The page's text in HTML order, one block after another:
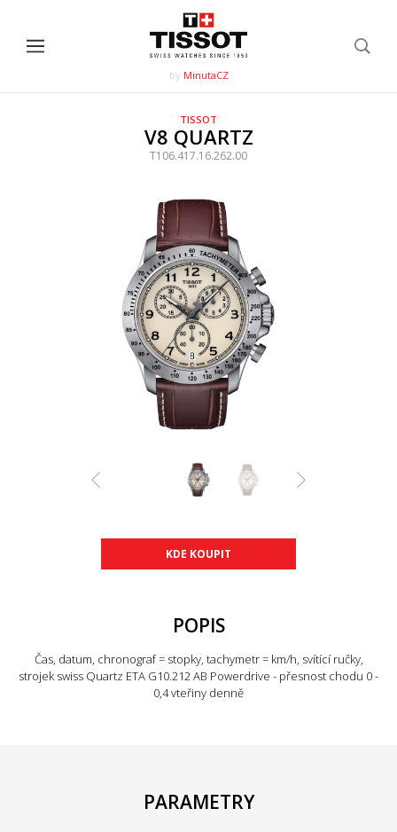
by MinutaCZ
TISSOT
V8 QUARTZ
T106.417.16.262.00
KDE KOUPIT
POPIS
Čas, datum, chronograf = stopky, tachymetr = km/h, svítící ručky,
strojek swiss Quartz ETA G10.212 AB Powerdrive - přesnost chodu 0 -
0,4 vteřiny denně
PARAMETRY